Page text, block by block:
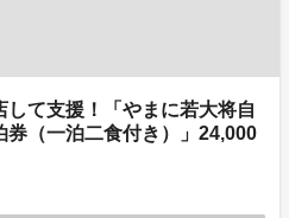
て支援！「やまに若大将自
（一泊二食付き）」24,000